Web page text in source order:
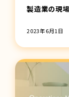
製造業の現
2023年6月1日